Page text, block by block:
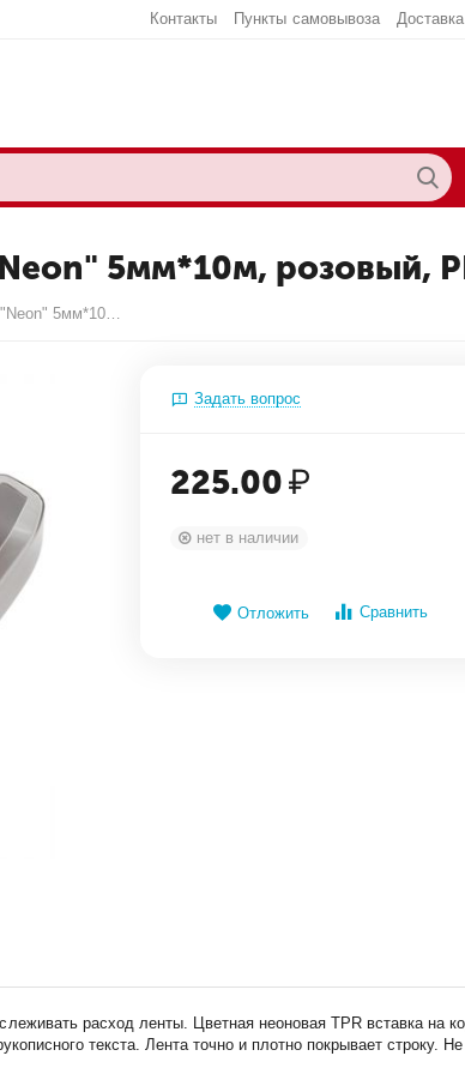
Контакты Пункты самовывоза
5мм*10м, розовый,
Корректирующая лента Berlingo "Neon" 5мм*10м, розовый, PET бокс, европодвес
Задать вопрос
225.00₽
нет в наличии
Отложить Сравнить
расход ленты. Цветная неоновая TPR вставка на
текста. Лента точно и плотно покрывает строку.